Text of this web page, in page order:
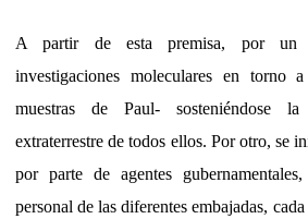
A partir de esta premisa, por un
investigaciones moleculares en torno
muestras de Paul- sosteniéndose
extraterrestre de todos ellos. Por otro, se
por parte de agentes
personal de las diferentes embajadas,